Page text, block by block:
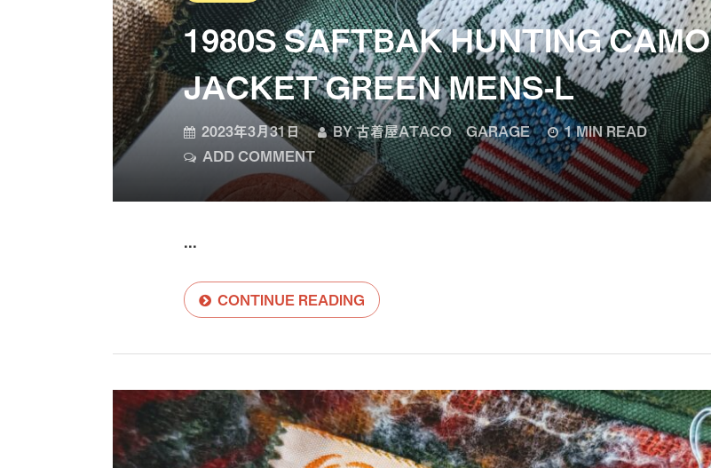
1980S SAFTBAK HUNTING CAMO
JACKET GREEN MENS-L
2023年3月31日 BY古着屋ATACO GARAGE
1 MIN READ
ADD COMMENT
...
CONTINUE READING